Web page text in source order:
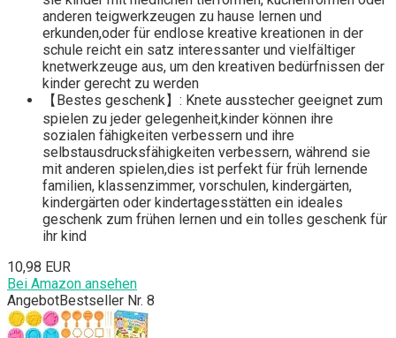
anderen teigwerkzeugen zu hause lernen und
erkunden,oder für endlose kreative kreationen in der
schule reicht ein satz interessanter und vielfältiger
knetwerkzeuge aus, um den kreativen bedürfnissen der
kinder gerecht zu werden
【Bestes geschenk】: Knete ausstecher geeignet zum
spielen zu jeder gelegenheit,kinder können ihre
sozialen fähigkeiten verbessern und ihre
selbstausdrucksfähigkeiten verbessern, während sie
mit anderen spielen,dies ist perfekt für früh lernende
familien, klassenzimmer, vorschulen, kindergärten,
kindergärten oder kindertagesstätten ein ideales
geschenk zum frühen lernen und ein tolles geschenk für
ihr kind
10,98 EUR
Bei Amazon ansehen
AngebotBestseller Nr. 8